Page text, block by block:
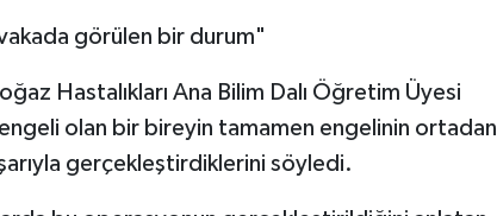
görülen bir durum"
Hastalıkları Ana Bilim Dalı Öğretim Üyesi
olan bir bireyin tamamen engelinin ortadan
gerçekleştirdiklerini söyledi.